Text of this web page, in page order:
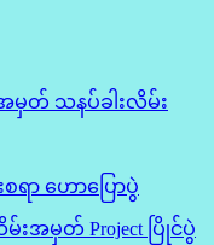
အမှတ် သနပ်ခါးလိမ်း
ရာ ဟောပြောပွဲ
မ်းအမှတ် Project ပြိုင်ပွဲ